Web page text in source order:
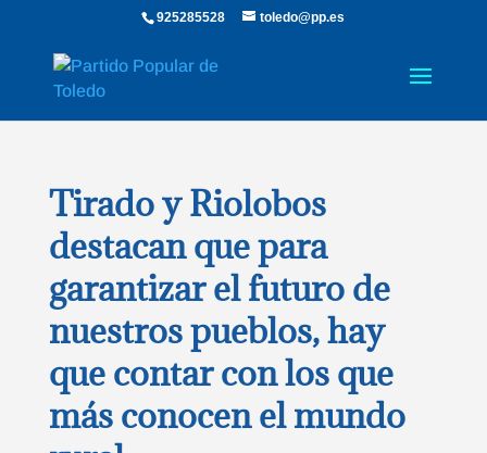
925285528 toledo@pp.es
Tirado y Riolobos
destacan que para
garantizar el futuro de
nuestros pueblos, hay
que contar con los que
más conocen el mundo